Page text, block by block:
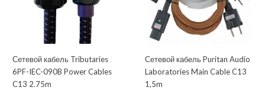
Сетевой кабель Tributaries
6PF-IEC-090B Power Cables
C13 2.75m
Сетевой кабель Puritan Audio
Laboratories Main Cable C13
1,5m